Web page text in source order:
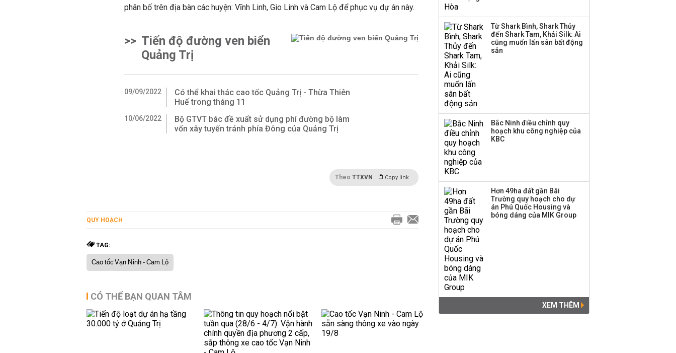
phân bố trên địa bàn các huyện: Vĩnh Linh, Gio Linh và Cam Lộ để phục vụ dự án này.
>> Tiến độ đường ven biển
Quảng Trị
09/09/2022
Có thể khai thác cao tốc Quảng Trị - Thừa Thiên
Huế trong tháng 11
10/06/2022
Bộ GTVT bác đề xuất sử dụng phí đường bộ làm
vốn xây tuyến tránh phía Đông của Quảng Trị
Theo TTXVN Copy link
QUY HOẠCH
TAG:
Cao tốc Vạn Ninh - Cam Lộ
CÓ THỂ BẠN QUAN TÂM
Lãi thuần từ dịch vụ
nhiều ngân hàng tăng
ba chữ số trong nửa
đầu năm:
Từ Shark Bình, Shark Thủy
đến Shark Tam, Khải Silk: Ai
cũng muốn lấn sân bất động
sản
Bắc Ninh điều chỉnh quy
hoạch khu công nghiệp của
KBC
Hơn 49ha đất gần Bãi
Trường quy hoạch cho dự
án Phú Quốc Housing và
bóng dáng của MIK Group
XEM THÊM